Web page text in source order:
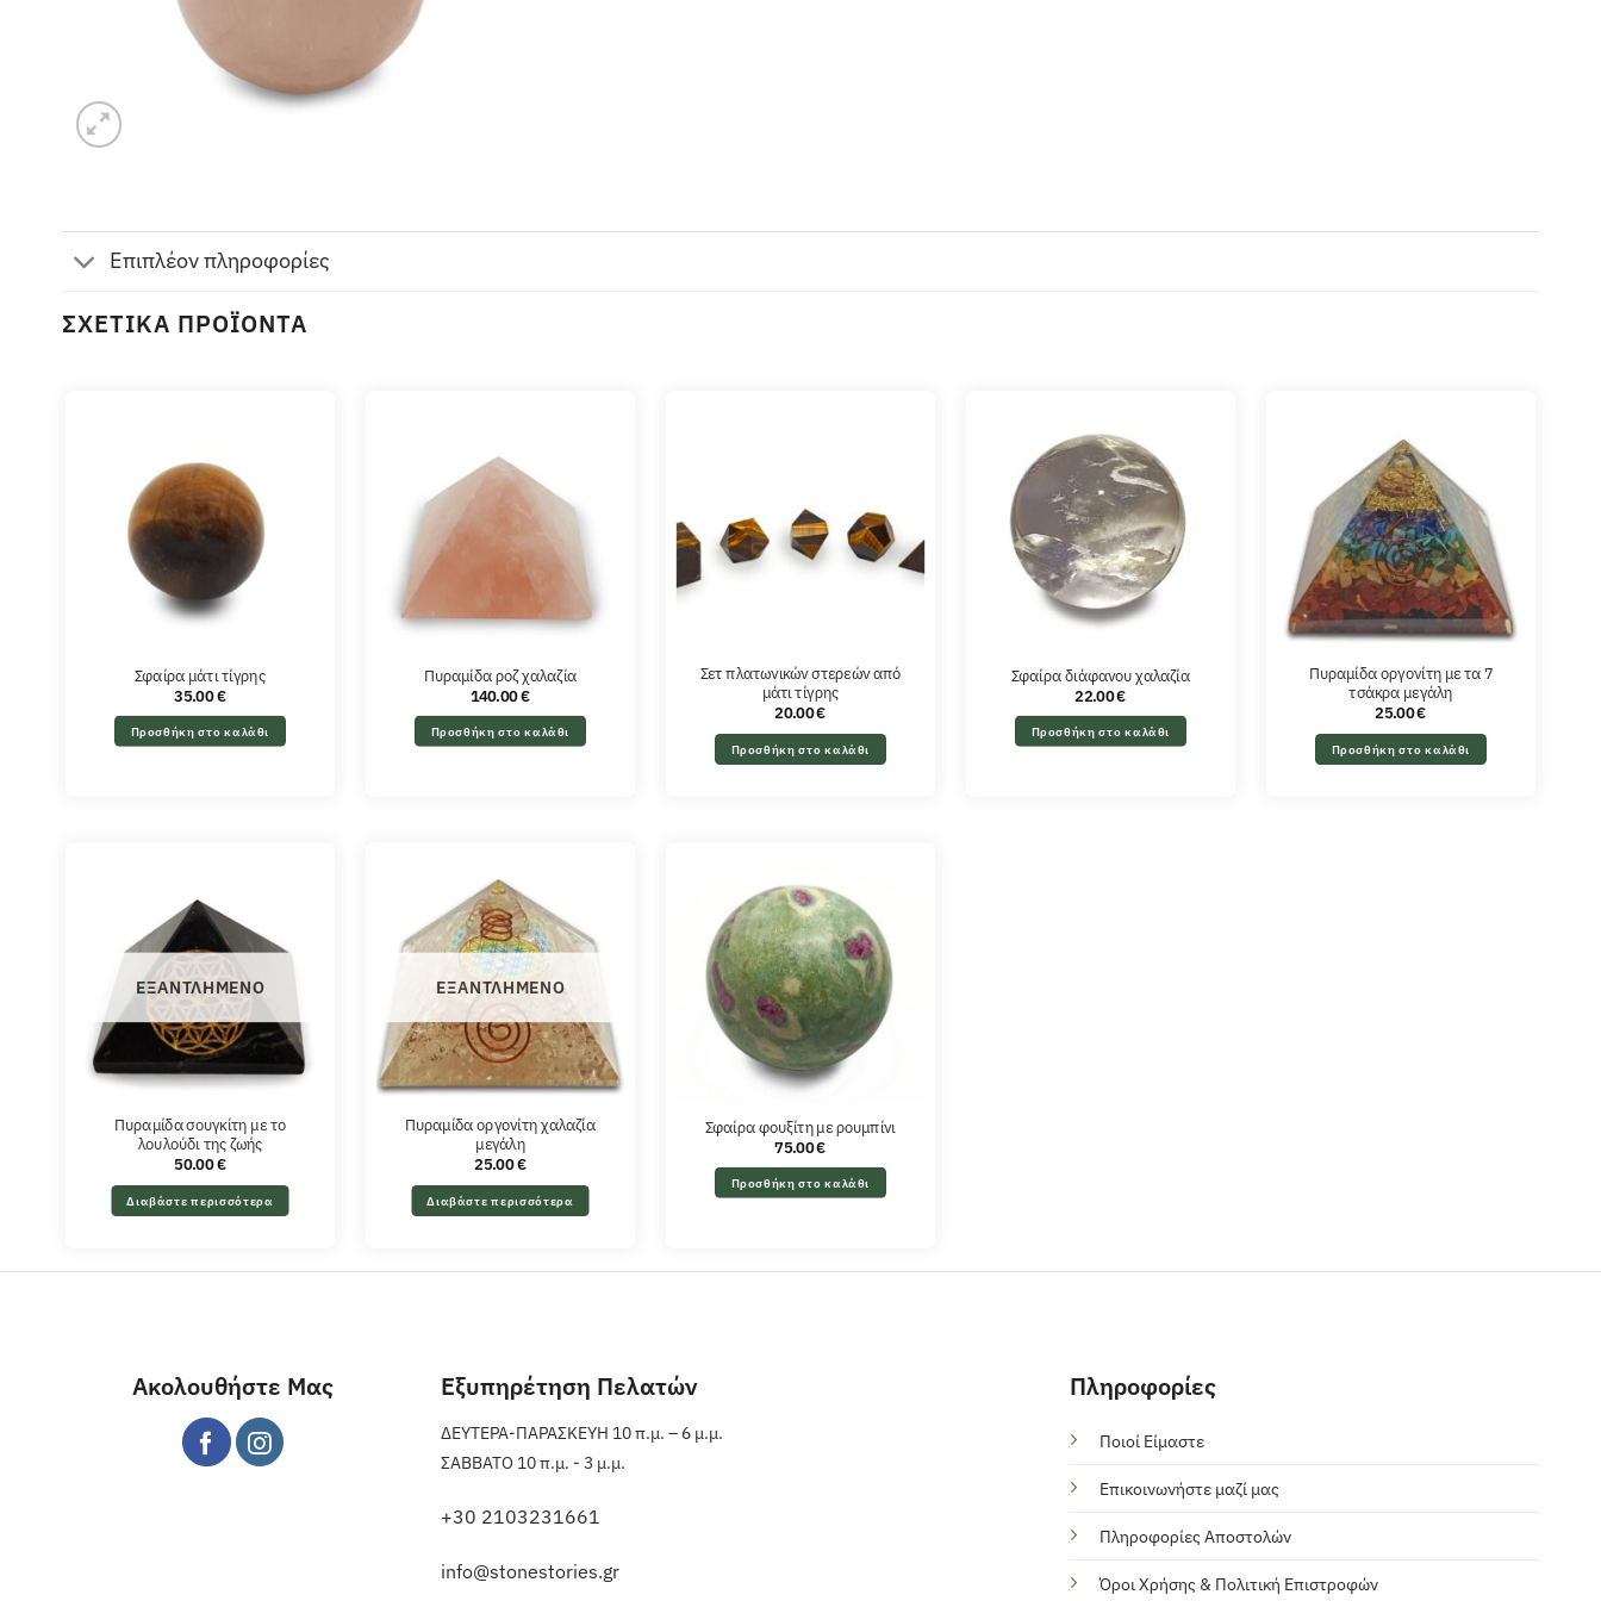
Επιπλέον πληροφορίες
ΣΧΕΤΙΚΆ ΠΡΟΪΌΝΤΑ
Σφαίρα μάτι τίγρης
35.00€
Προσθήκη στο καλάθι
Πυραμίδα ροζ χαλαζία
140.00€
Προσθήκη στο καλάθι
Σετ πλατωνικών στερεών από
μάτι τίγρης
20.00€
Προσθήκη στο καλάθι
Σφαίρα διάφανου χαλαζία
22.00€
Προσθήκη στο καλάθι
Πυραμίδα οργονίτη με τα 7
τσάκρα μεγάλη
25.00€
Προσθήκη στο καλάθι
ΕΞΑΝΤΛΗΜΈΝΟ
Πυραμίδα σουγκίτη με το
λουλούδι της ζωής
50.00€
Διαβάστε περισσότερα
ΕΞΑΝΤΛΗΜΈΝΟ
Πυραμίδα οργονίτη χαλαζία
μεγάλη
25.00€
Διαβάστε περισσότερα
Σφαίρα φουξίτη με ρουμπίνι
75.00€
Προσθήκη στο καλάθι
Ακολουθήστε Μας Εξυπηρέτηση Πελατών
ΔΕΥΤΕΡΑ-ΠΑΡΑΣΚΕΥΗ 10 π.μ. – 6 μ.μ.
ΣΑΒΒΑΤΟ 10 π.μ. - 3 μ.μ.
+30 2103231661
info@stonestories.gr
Πληροφορίες
Ποιοί Είμαστε
Επικοινωνήστε μαζί μας
Πληροφορίες Αποστολών
Όροι Χρήσης & Πολιτική Επιστροφών